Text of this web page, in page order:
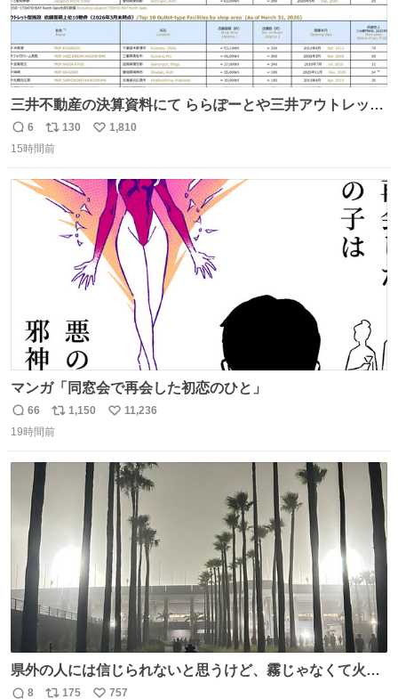
三井不動産の決算資料にて ららぽーとや三井アウトレット
パークの店舗別売上高（2025年度）が一部判明
返
信
6
リ
ポ
ト
数
130
い
数
1,810
15時間前
マンガ「同窓会で再会した初恋のひと」
返
信
66
リ
ポ
1,150
い
数
11,236
19時間前
県外の人には信じられないと思うけど、霧じゃなくて火山
灰です🌋 #桜島
8 175 757